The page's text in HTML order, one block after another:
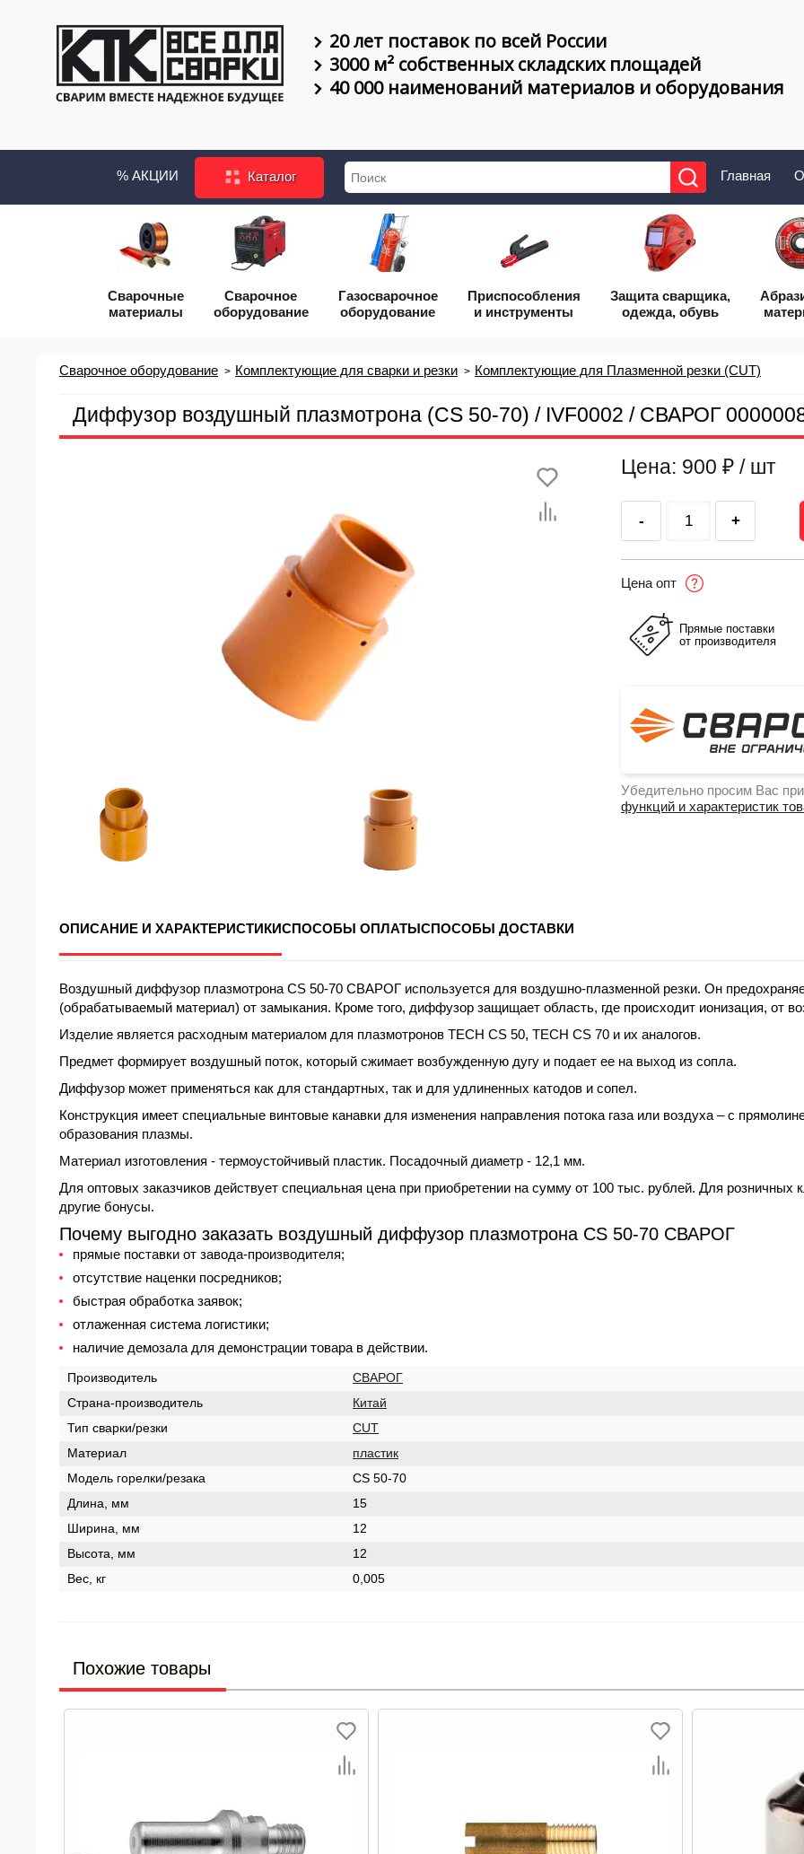
20 лет поставок по всей России
3000 м² собственных складских площадей
40 000 наименований материалов и оборудования
% АКЦИИ Каталог Главная
Сварочные
материалы
Сварочное
оборудование
Газосварочное
оборудование
Приcпособления
и инструменты
Защита сварщика,
одежда, обувь
Сварочное оборудование Комплектующие для сварки и резки Комплектующие для Плазменной резки (CUT)
Диффузор воздушный плазмотрона (CS 50-70) / IVF0002 / СВАРОГ
Цена: 900 ₽ / шт
- +
Цена опт
Прямые поставки
от производителя
Убедительно просим Вас
функций и характеристик
ОПИСАНИЕ И ХАРАКТЕРИСТИКИСПОСОБЫ ОПЛАТЫСПОСОБЫ ДОСТАВКИ
Воздушный диффузор плазмотрона CS 50-70 СВАРОГ используется для воздушно-плазменной резки. Он
(обрабатываемый материал) от замыкания. Кроме того, диффузор защищает область, где происходит ионизация, от
Изделие является расходным материалом для плазмотронов TECH CS 50, TECH CS 70 и их аналогов.
Предмет формирует воздушный поток, который сжимает возбужденную дугу и подает ее на выход из сопла.
Диффузор может применяться как для стандартных, так и для удлиненных катодов и сопел.
Конструкция имеет специальные винтовые канавки для изменения направления потока газа или воздуха – с
образования плазмы.
Материал изготовления - термоустойчивый пластик. Посадочный диаметр - 12,1 мм.
Для оптовых заказчиков действует специальная цена при приобретении на сумму от 100 тыс. рублей. Для розничных
другие бонусы.
Почему выгодно заказать воздушный диффузор плазмотрона CS 50-70 СВАРОГ
прямые поставки от завода-производителя;
отсутствие наценки посредников;
быстрая обработка заявок;
отлаженная система логистики;
наличие демозала для демонстрации товара в действии.
Производитель
СВАРОГ
Страна-производитель
Китай
Тип сварки/резки
CUT
Материал
пластик
Модель горелки/резака
CS 50-70
Длина, мм
15
Ширина, мм
12
Высота, мм
12
Вес, кг
0,005
Похожие товары